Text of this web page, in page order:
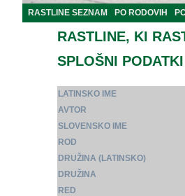
RASTLINE SEZNAM PO RODOVIH
RASTLINE, KI
SPLOŠNI
LATINSKO IME
AVTOR
SLOVENSKO IME
ROD
DRUŽINA (LATINSKO)
DRUŽINA
RED